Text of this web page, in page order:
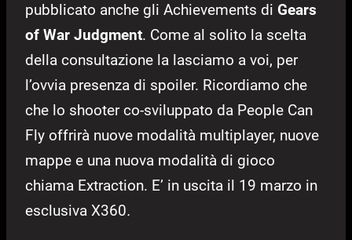
pubblicato anche gli Achievements di Gears
of War Judgment. Come al solito la scelta
della consultazione la lasciamo a voi, per
l’ovvia presenza di spoiler. Ricordiamo che
che lo shooter co-sviluppato da People Can
Fly offrirà nuove modalità multiplayer, nuove
mappe e una nuova modalità di gioco
chiama Extraction. E’ in uscita il 19 marzo in
esclusiva X360.